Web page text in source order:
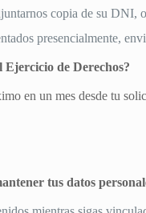
copia de su
presencialmente,
Ejercicio de Derechos?
en un mes desde tu
tus datos